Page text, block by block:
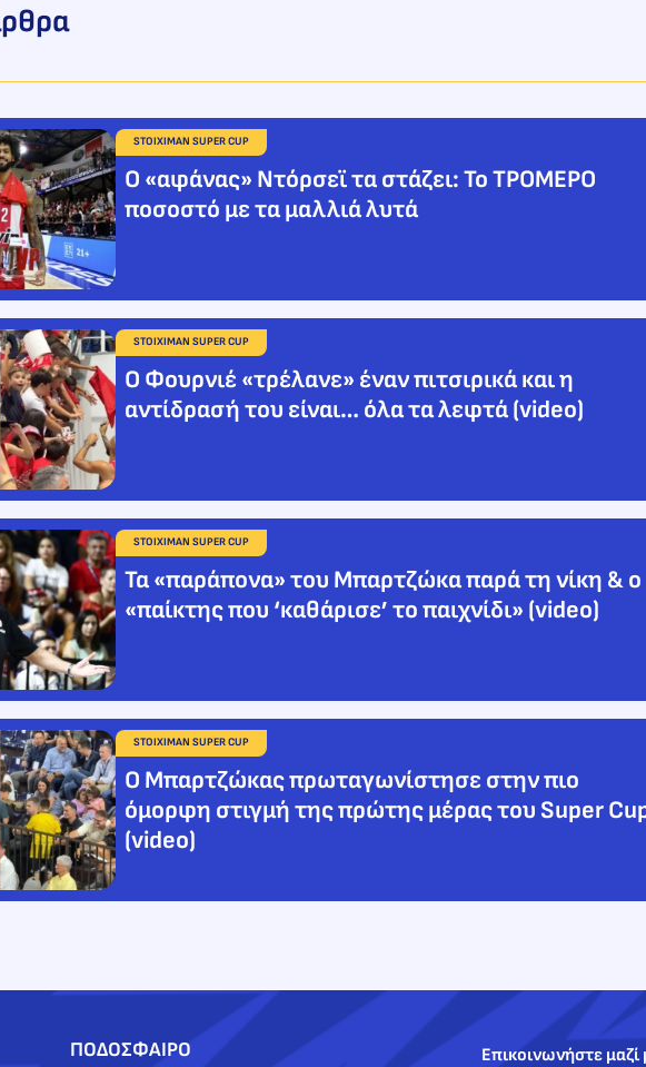
STOIXIMAN SUPER CUP
Ο «αφάνας» Ντόρσεϊ τα στάζει: Το ΤΡΟΜΕΡΟ
ποσοστό με τα μαλλιά λυτά
STOIXIMAN SUPER CUP
Ο Φουρνιέ «τρέλανε» έναν πιτσιρικά και η
αντίδρασή του είναι… όλα τα λεφτά (video)
STOIXIMAN SUPER CUP
Τα «παράπονα» του Μπαρτζώκα παρά τη νίκη & ο
«παίκτης που ‘καθάρισε’ το παιχνίδι» (video)
STOIXIMAN SUPER CUP
Ο Μπαρτζώκας πρωταγωνίστησε στην πιο
όμορφη στιγμή της πρώτης μέρας του Super
(video)
ΠΟΔΟΣΦΑΙΡΟ Επικοινωνήστε